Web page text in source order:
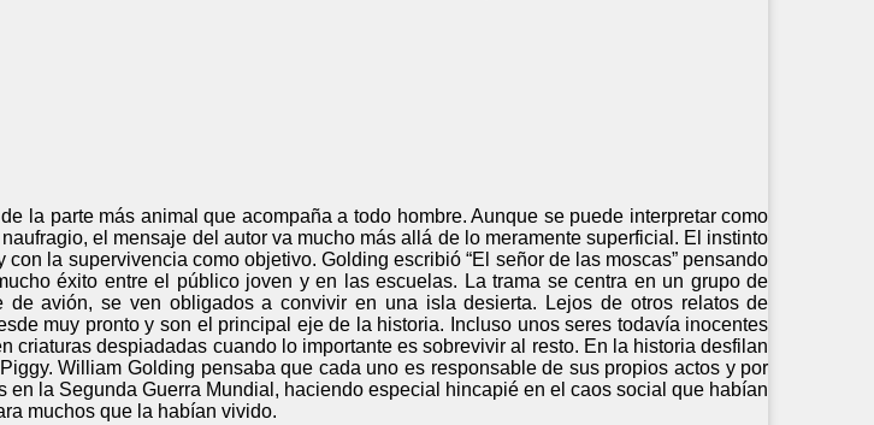
la parte más animal que acompaña a todo hombre. Aunque se puede interpretar como
el mensaje del autor va mucho más allá de lo meramente superficial. El instinto
la supervivencia como objetivo. Golding escribió “El señor de las moscas” pensando
éxito entre el público joven y en las escuelas. La trama se centra en un grupo de
de avión, se ven obligados a convivir en una isla desierta. Lejos de otros relatos de
muy pronto y son el principal eje de la historia. Incluso unos seres todavía inocentes
criaturas despiadadas cuando lo importante es sobrevivir al resto. En la historia desfilan
William Golding pensaba que cada uno es responsable de sus propios actos y por
en la Segunda Guerra Mundial, haciendo especial hincapié en el caos social que habían
muchos que la habían vivido.